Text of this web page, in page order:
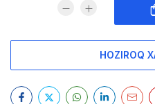
HOZIROQ